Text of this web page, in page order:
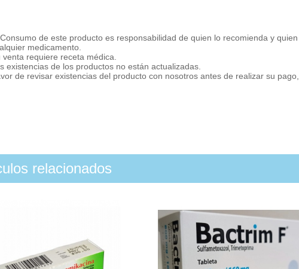
de este producto es responsabilidad de quien lo recomienda y
medicamento.
venta requiere receta médica.
existencias de los productos no están actualizadas.
de revisar existencias del producto con nosotros antes de realizar su
relacionados